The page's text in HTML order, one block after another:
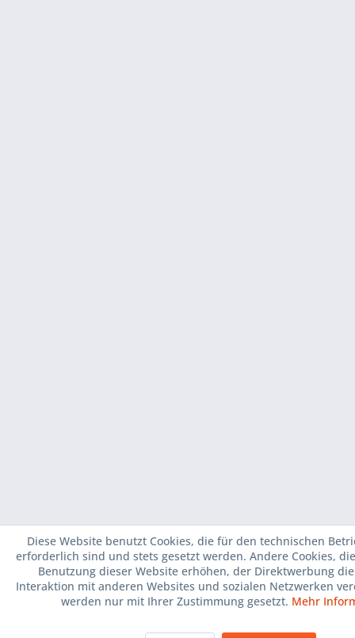
JULI und AUGUST
GSCHLOSSEN
1. bis 15. August
BETRIEBSURLAUB
Diese Website benutzt Cookies, die für den technischen
erforderlich sind und stets gesetzt werden. Andere Cookies,
Benutzung dieser Website erhöhen, der Direktwerbung
Interaktion mit anderen Websites und sozialen Netzwerken
werden nur mit Ihrer Zustimmung gesetzt. Mehr